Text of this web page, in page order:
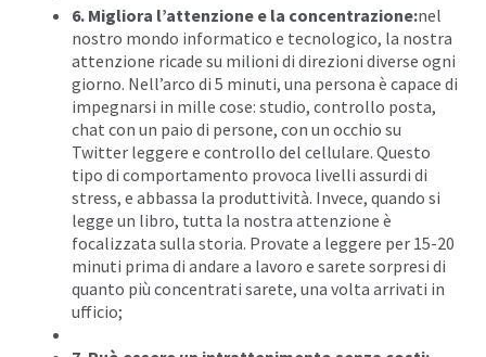
6. Migliora l’attenzione e la concentrazione:nel
nostro mondo informatico e tecnologico, la nostra
attenzione ricade su milioni di direzioni diverse ogni
giorno. Nell’arco di 5 minuti, una persona è capace di
impegnarsi in mille cose: studio, controllo posta,
chat con un paio di persone, con un occhio su
Twitter leggere e controllo del cellulare. Questo
tipo di comportamento provoca livelli assurdi di
stress, e abbassa la produttività. Invece, quando si
legge un libro, tutta la nostra attenzione è
focalizzata sulla storia. Provate a leggere per 15-20
minuti prima di andare a lavoro e sarete sorpresi di
quanto più concentrati sarete, una volta arrivati in
ufficio;